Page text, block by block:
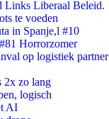
Links Liberaal Beleid.
te voeden
in Spanje,l #10
Horrorzomer
op logistiek partner
2x zo lang
logisch
AI